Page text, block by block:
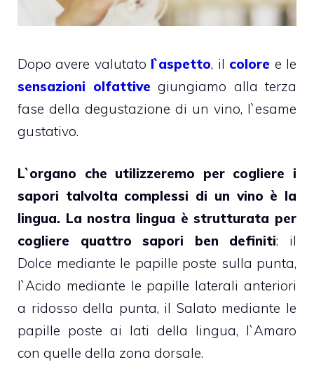
Dopo avere valutato l`aspetto, il colore e le
sensazioni olfattive giungiamo alla terza
fase della degustazione di un vino, l`esame
gustativo.
L`organo che utilizzeremo per cogliere i
sapori talvolta complessi di un vino è la
lingua. La nostra lingua è strutturata per
cogliere quattro sapori ben definiti: il
Dolce mediante le papille poste sulla punta,
l`Acido mediante le papille laterali anteriori
a ridosso della punta, il Salato mediante le
papille poste ai lati della lingua, l`Amaro
con quelle della zona dorsale.